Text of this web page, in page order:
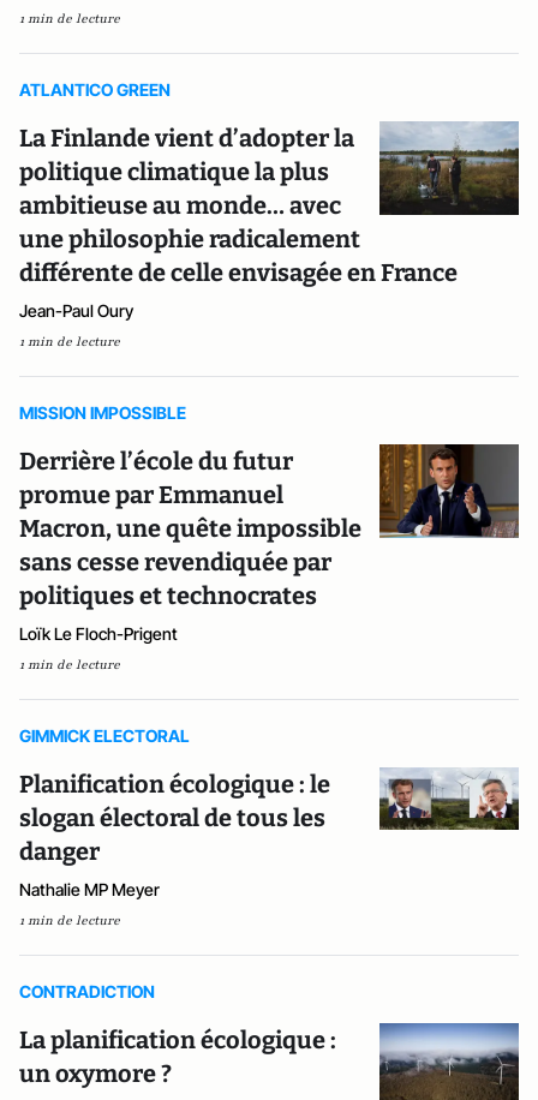
1 min de lecture
ATLANTICO GREEN
La Finlande vient d’adopter la
politique climatique la plus
ambitieuse au monde… avec
une philosophie radicalement
différente de celle envisagée en France
Jean-Paul Oury
1 min de lecture
MISSION IMPOSSIBLE
Derrière l’école du futur
promue par Emmanuel
Macron, une quête impossible
sans cesse revendiquée par
politiques et technocrates
Loïk Le Floch-Prigent
1 min de lecture
GIMMICK ELECTORAL
Planification écologique : le
slogan électoral de tous les
danger
Nathalie MP Meyer
1 min de lecture
CONTRADICTION
La planification écologique :
un oxymore ?